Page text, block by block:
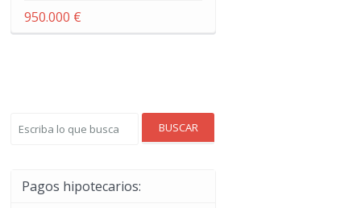
950.000 €
BUSCAR
Pagos hipotecarios: